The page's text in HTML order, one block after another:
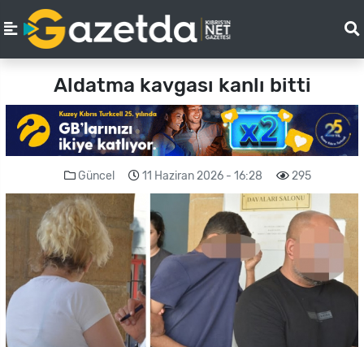
Aldatma kavgası kanlı bitti
Güncel 11 Haziran 2026 - 16:28 295